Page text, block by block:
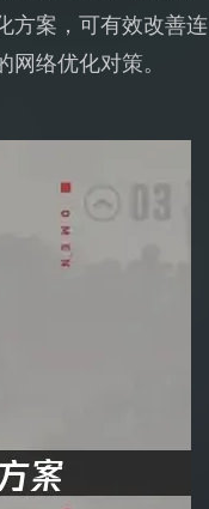
方案，可有效改善连
络优化对策。